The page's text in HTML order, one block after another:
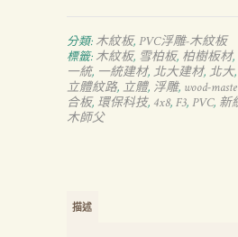
分類: 木紋板, PVC浮雕-木紋板
標籤: 木紋板, 雪柏板, 柏樹板材,
一統, 一統建材, 北大建材, 北大,
立體紋路, 立體, 浮雕, wood-
合板, 環保科技, 4x8, F3, PVC, 新
木師父
描述